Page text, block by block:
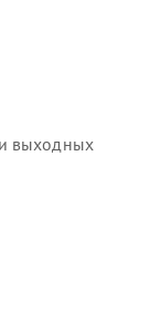
выходных